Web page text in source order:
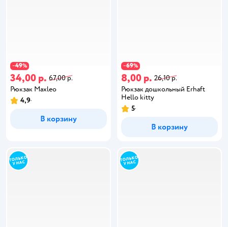
−49%
34,00 р. 67,00 р.
Рюкзак Maxleo
4,9
В корзину
−69%
8,00 р. 26,10 р.
Рюкзак дошкольный Erhaft
Hello kitty
5
В корзину